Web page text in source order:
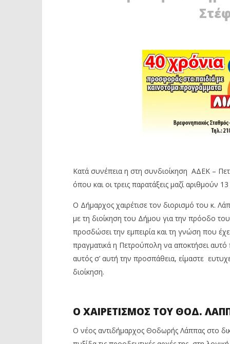
ΝΕΑΣ
2020
Maxitis
Petroupolis
Κατά συνέπεια η στη συνδιοίκηση ΑΔΕΚ –
όπου και οι τρεις παρατάξεις μαζί αριθμούν
Ο Δήμαρχος χαιρέτισε τον διορισμό του κ.
με τη διοίκηση του Δήμου για την πρόοδο
προσδώσει την εμπειρία και τη γνώση που
πραγματικά η Πετρούπολη να αποκτήσει
αυτός σ’ αυτή την προσπάθεια, είμαστε
διοίκηση.
Ο ΧΑΙΡΕΤΙΣΜΟΣ ΤΟΥ ΘΟΔ.
Ο νέος αντιδήμαρχος Θοδωρής Λάππας στο